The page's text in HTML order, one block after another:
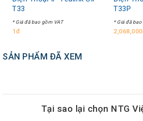
T33
* Giá đã bao gồm VAT
1đ
T33P
* Giá đã
SẢN PHẨM ĐÃ XEM
Tại sao lại chọn NTG